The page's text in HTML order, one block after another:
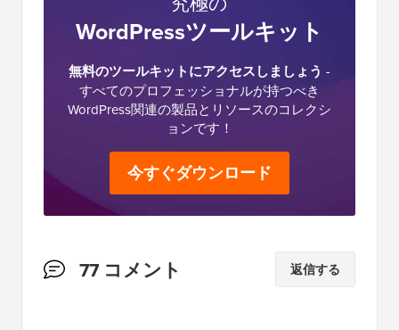
WordPressツールキット
無料のツールキットにアクセスしましょう -
すべてのプロフェッショナルが持つべき
WordPress関連の製品とリソースのコレクシ
ョンです！
今すぐダウンロード
読
77 コメント 返信する